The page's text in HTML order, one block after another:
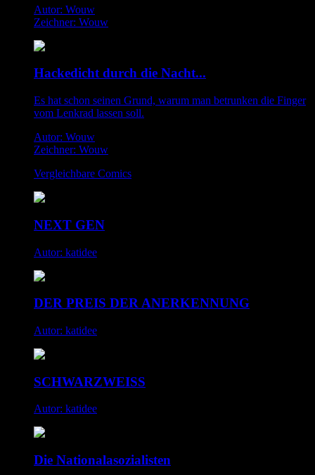
Autor: Wouw
Zeichner: Wouw
Hackedicht durch die Nacht...
Es hat schon seinen Grund, warum man betrunken die Finger
vom Lenkrad lassen soll.
Autor: Wouw
Zeichner: Wouw
Vergleichbare Comics
NEXT GEN
Autor: katidee
DER PREIS DER ANERKENNUNG
Autor: katidee
SCHWARZWEISS
Autor: katidee
Die Nationalasozialisten